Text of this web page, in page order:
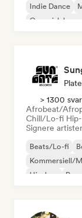
Indie Dance
Organisk
> 1300
Afrobeat/
Chill/Lo-fi
Signere
Beats/Lo-fi
Kommersiell/
Hip-hop